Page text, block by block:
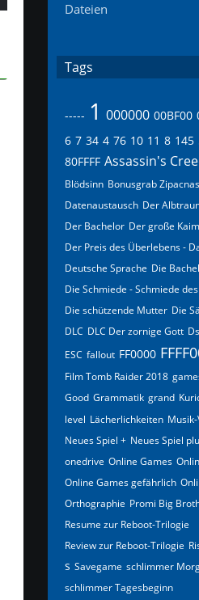
Dateien
Tags
----- 1 000000 00BF00
6 7 34 4 76 10 11 8 145
80FFFF Assassin's
Blödsinn Bonusgrab
Datenaustausch Der
Der Bachelor Der große
Der Preis des Überlebens -
Deutsche Sprache Die
Die Schmiede - Schmiede
Die schützende Mutter Die
DLC DLC Der zornige Gott
ESC fallout FF0000
Film Tomb Raider 2018
Good Grammatik grand
level Lächerlichkeiten
Neues Spiel + Neues Spiel
onedrive Online Games
Online Games gefährlich
Orthographie Promi Big
Resume zur Reboot-Trilogie
Review zur Reboot-Trilogie
s Savegame schlimmer
schlimmer Tagesbeginn